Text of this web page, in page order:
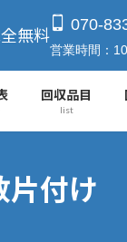
無料
070-
営業時間：
回収品目
list
片付け